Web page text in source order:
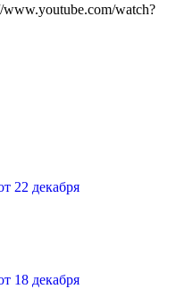
watch?
22 декабря
18 декабря